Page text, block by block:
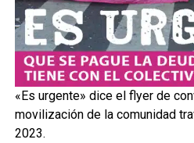
«Es urgente» dice el flyer de
movilización de la comunidad
2023.